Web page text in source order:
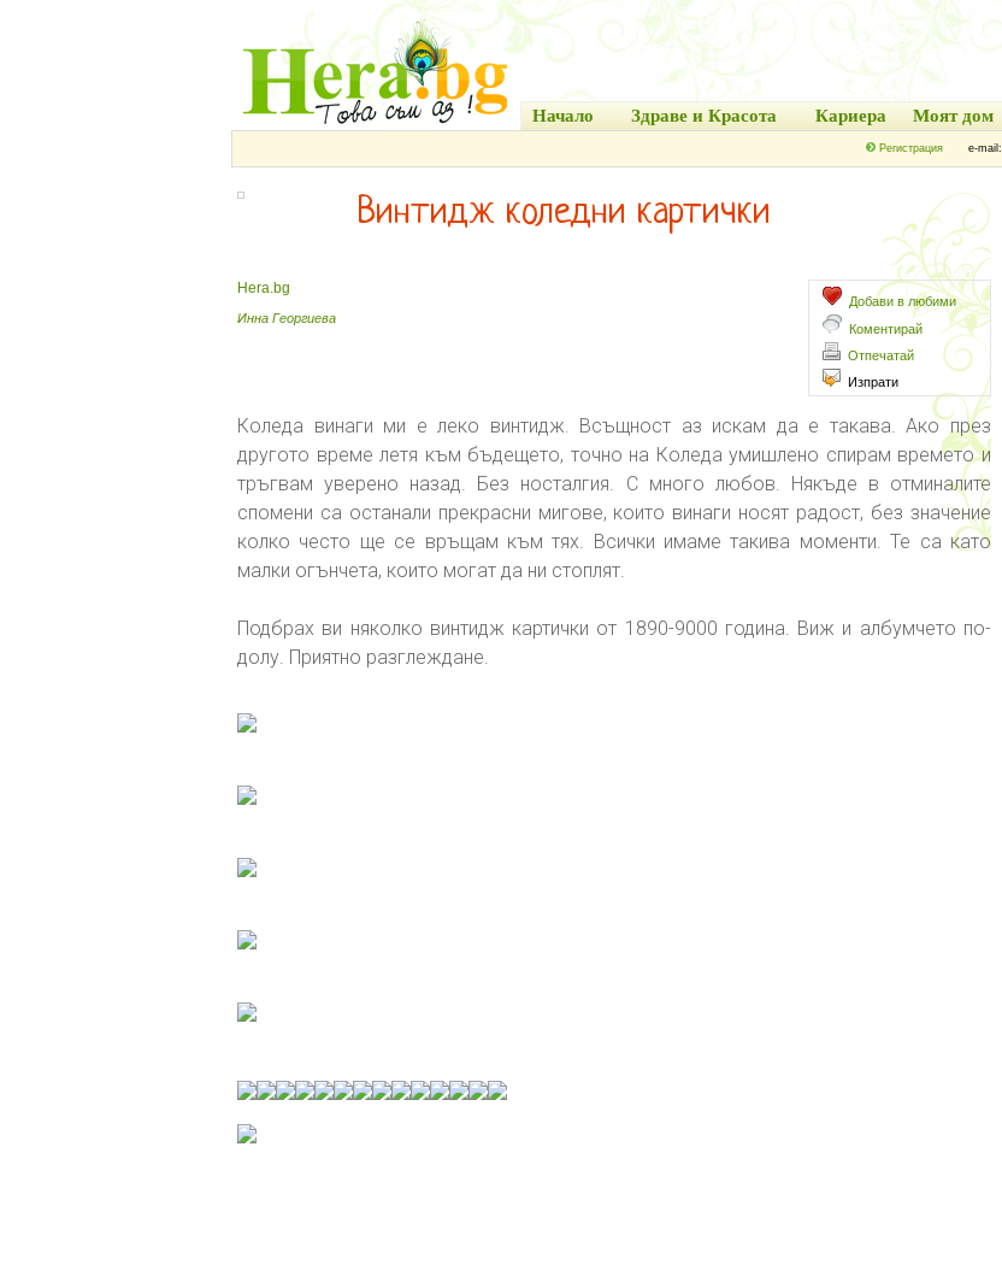
Начало Здраве и Красота Кариера Моят дом
Регистрация e-mail:
Винтидж коледни картички
Добави в любими
Коментирай
Отпечатай
Изпрати
Hera.bg
Инна Георгиева
Коледа винаги ми е леко винтидж. Всъщност аз искам да е такава. Ако през
другото време летя към бъдещето, точно на Коледа умишлено спирам времето и
тръгвам уверено назад. Без носталгия. С много любов. Някъде в отминалите
спомени са останали прекрасни мигове, които винаги носят радост, без значение
колко често ще се връщам към тях. Всички имаме такива моменти. Те са като
малки огънчета, които могат да ни стоплят.
Подбрах ви няколко винтидж картички от 1890-9000 година. Виж и албумчето по-
долу. Приятно разглеждане.